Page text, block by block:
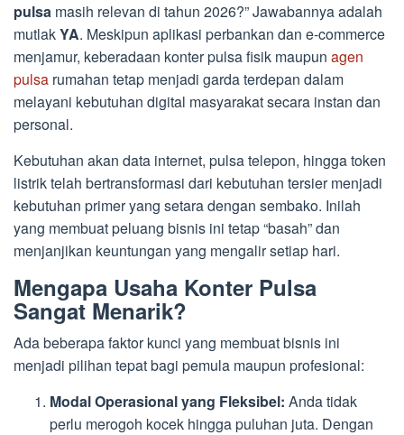
pulsa masih relevan di tahun 2026?” Jawabannya adalah
mutlakYA. Meskipun aplikasi perbankan dan e-commerce
menjamur, keberadaan konter pulsa fisik maupun agen
pulsa rumahan tetap menjadi garda terdepan dalam
melayani kebutuhan digital masyarakat secara instan dan
personal.
Kebutuhan akan data internet, pulsa telepon, hingga token
listrik telah bertransformasi dari kebutuhan tersier menjadi
kebutuhan primer yang setara dengan sembako. Inilah
yang membuat peluang bisnis ini tetap “basah” dan
menjanjikan keuntungan yang mengalir setiap hari.
Mengapa Usaha Konter Pulsa
Sangat Menarik?
Ada beberapa faktor kunci yang membuat bisnis ini
menjadi pilihan tepat bagi pemula maupun profesional:
Modal Operasional yang Fleksibel: Anda tidak
perlu merogoh kocek hingga puluhan juta. Dengan